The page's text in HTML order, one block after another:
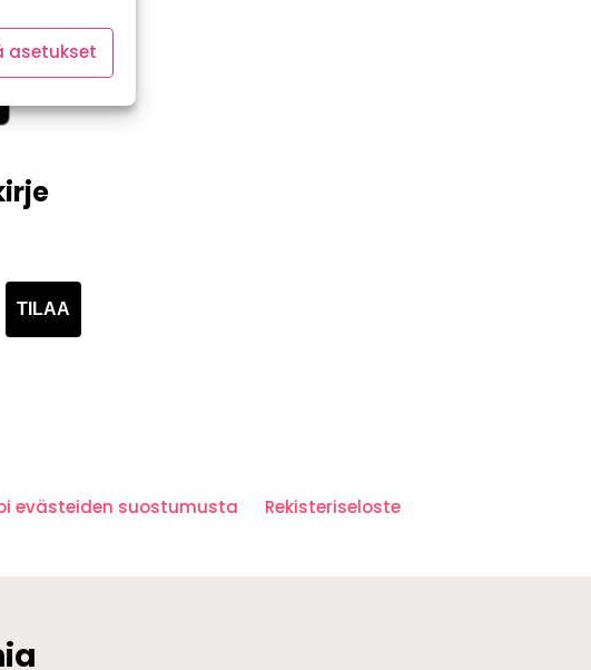
asetukset
TILAA
evästeiden suostumusta Rekisteriseloste